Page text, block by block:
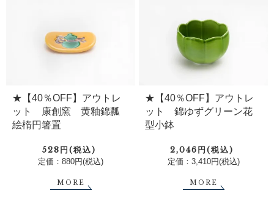
★【40％OFF】アウトレ
ット 康創窯 黄釉錦瓢
絵楕円箸置
528円(税込)
定価：880円(税込)
MORE
★【40％OFF】アウトレ
ット 錦ゆずグリーン花
型小鉢
2,046円(税込)
定価：3,410円(税込)
MORE